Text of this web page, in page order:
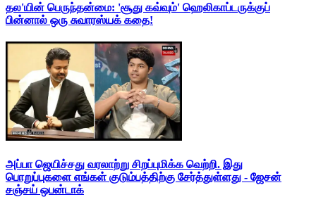
தல'யின் பெருந்தன்மை: 'சூது கவ்வும்' ஹெலிகாப்டருக்குப்
பின்னால் ஒரு சுவாரஸ்யக் கதை!
அப்பா ஜெயிச்சது வரலாற்று சிறப்புமிக்க வெற்றி. இது
பொறுப்புகளை எங்கள் குடும்பத்திற்கு சேர்த்துள்ளது - ஜேசன்
சஞ்சய் ஒபன்டாக்